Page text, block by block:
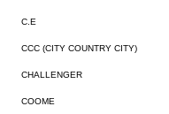
C.E
CCC (CITY COUNTRY CITY)
CHALLENGER
COOME